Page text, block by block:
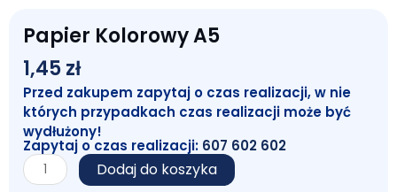
Papier Kolorowy A5
1,45 zł
Przed zakupem zapytaj o czas realizacji, w nie
których przypadkach czas realizacji może być
wydłużony!
Zapytaj o czas realizacji: 607 602 602
ilość
Papier
Dodaj do koszyka